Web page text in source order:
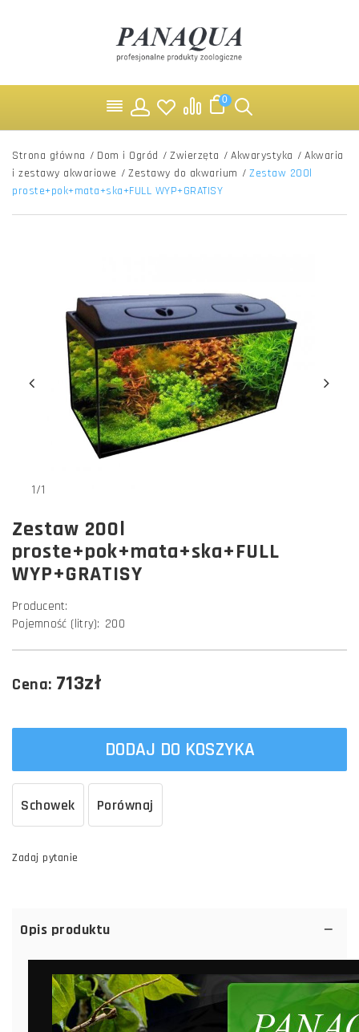
0
Strona główna / Dom i Ogród / Zwierzęta / Akwarystyka / Akwaria
i zestawy akwariowe / Zestawy do akwarium / Zestaw 200l
proste+pok+mata+ska+FULL WYP+GRATISY
1/1
Zestaw 200l
proste+pok+mata+ska+FULL
WYP+GRATISY
Producent:
Pojemność (litry): 200
Cena: 713zł
DODAJ DO KOSZYKA
Schowek Porównaj
Zadaj pytanie
Opis produktu